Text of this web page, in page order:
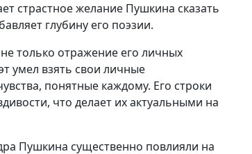
страстное желание Пушкина сказать
глубину его поэзии.
только отражение его личных
умел взять свои личные
понятные каждому. Его строки
что делает их актуальными на
Пушкина существенно повлияли на